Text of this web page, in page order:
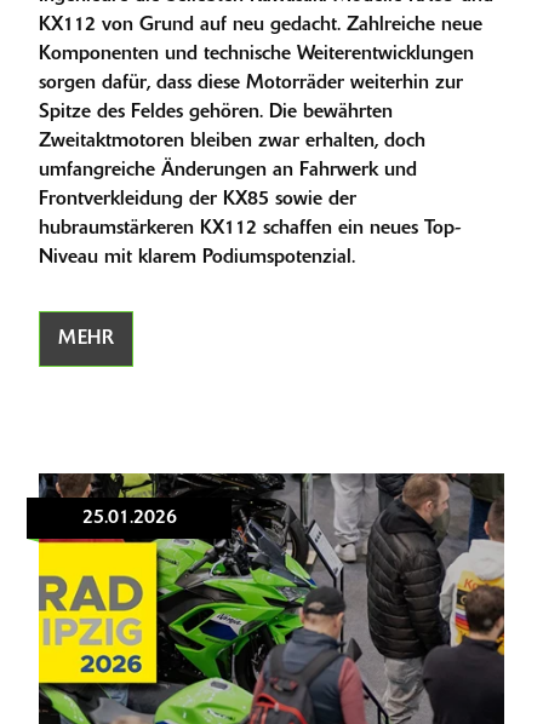
KX112 von Grund auf neu gedacht. Zahlreiche neue
Komponenten und technische Weiterentwicklungen
sorgen dafür, dass diese Motorräder weiterhin zur
Spitze des Feldes gehören. Die bewährten
Zweitaktmotoren bleiben zwar erhalten, doch
umfangreiche Änderungen an Fahrwerk und
Frontverkleidung der KX85 sowie der
hubraumstärkeren KX112 schaffen ein neues Top-
Niveau mit klarem Podiumspotenzial.
MEHR
25.01.2026